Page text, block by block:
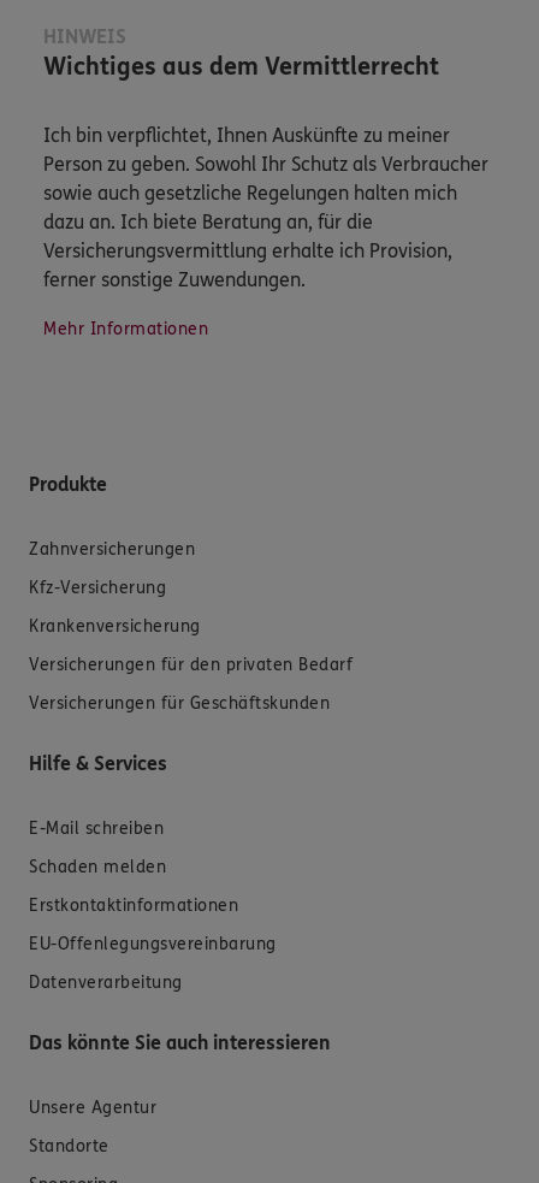
HINWEIS
Wichtiges aus dem Vermittlerrecht
Ich bin verpflichtet, Ihnen Auskünfte zu meiner
Person zu geben. Sowohl Ihr Schutz als Verbraucher
sowie auch gesetzliche Regelungen halten mich
dazu an. Ich biete Beratung an, für die
Versicherungsvermittlung erhalte ich Provision,
ferner sonstige Zuwendungen.
Mehr Informationen
Produkte
Zahnversicherungen
Kfz-Versicherung
Krankenversicherung
Versicherungen für den privaten Bedarf
Versicherungen für Geschäftskunden
Hilfe & Services
E-Mail schreiben
Schaden melden
Erstkontaktinformationen
EU-Offenlegungsvereinbarung
Datenverarbeitung
Das könnte Sie auch interessieren
Unsere Agentur
Standorte